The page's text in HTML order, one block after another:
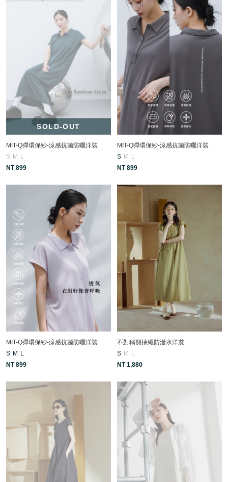
SOLD-OUT
MIT-Q彈環保紗-涼感抗菌防曬洋裝
S M L
NT 899
MIT-Q彈環保紗-涼感抗菌防曬洋裝
S M L
NT 899
MIT-Q彈環保紗-涼感抗菌防曬洋裝
S M
L
NT 899
不對稱側抽繩防潑水洋裝
S M
L
NT 1,880